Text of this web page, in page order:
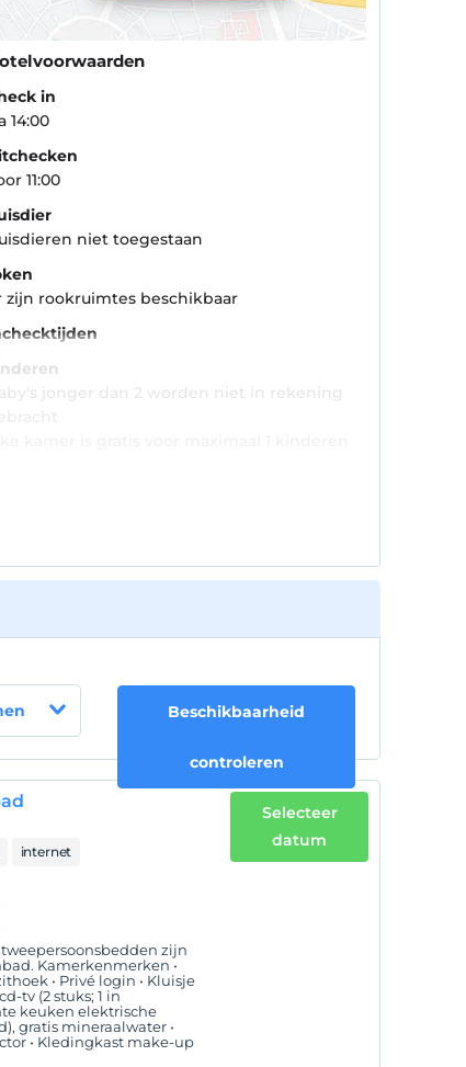
in
14:00
11:00
niet toegestaan
zijn rookruimtes beschikbaar
jonger dan 2 worden niet in rekening
Beschikbaarheid
controleren
internet
zijn
Kamerkenmerken •
• Privé login • Kluisje
tv (2 stuks; 1 in
keuken elektrische
gratis mineraalwater •
• Kledingkast make-up
Selecteer
datum